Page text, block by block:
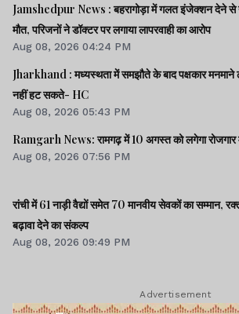
Jamshedpur News : बहरागोड़ा में गलत इंजेक्शन देने
मौत, परिजनों ने डॉक्टर पर लगाया लापरवाही का आरोप
Aug 08, 2026 04:24 PM
Jharkhand : मध्यस्थता में समझौते के बाद पक्षकार मनमाने
नहीं हट सकते- HC
Aug 08, 2026 05:43 PM
Ramgarh News: रामगढ़ में 10 अगस्त को लगेगा रोजगार
Aug 08, 2026 07:56 PM
रांची में 61 नाड़ी वैद्यों समेत 70 मानवीय सेवकों का सम्मान,
बढ़ावा देने का संकल्प
Aug 08, 2026 09:49 PM
Advertisement